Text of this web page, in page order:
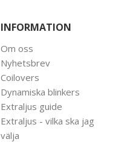
INFORMATION
Om oss
Nyhetsbrev
Coilovers
Dynamiska blinkers
Extraljus guide
Extraljus - vilka ska jag
välja